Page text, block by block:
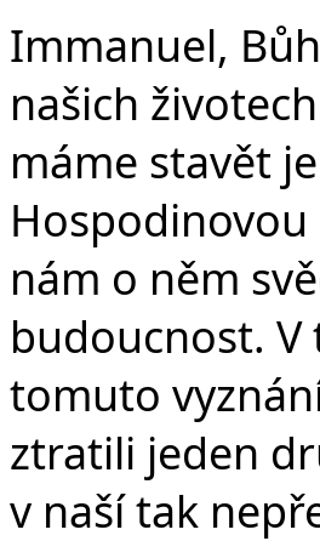
Immanuel,
našich
máme stavět
Hospodinovou
nám o něm
budoucnost.
tomuto
ztratili jeden
v naší tak